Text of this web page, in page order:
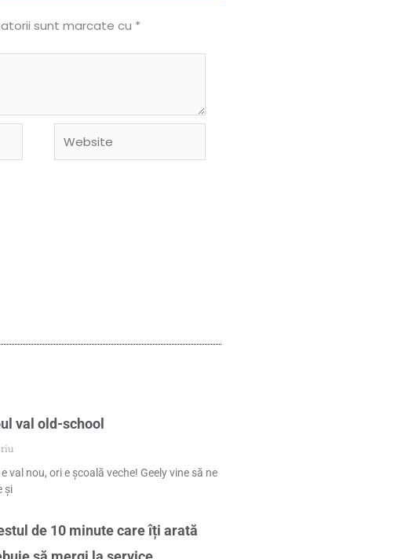
sunt marcate cu *
val old-school
val nou, ori e școală veche! Geely vine să ne
și
de 10 minute care îți arată